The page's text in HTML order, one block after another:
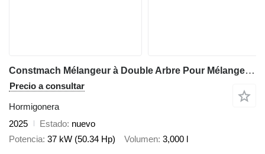
Constmach Mélangeur à Double Arbre Pour Mélange Prêt à L'emploi
Precio a consultar
Hormigonera
2025
Estado nuevo
Potencia 37 kW (50.34 Hp) Volumen 3,000 l